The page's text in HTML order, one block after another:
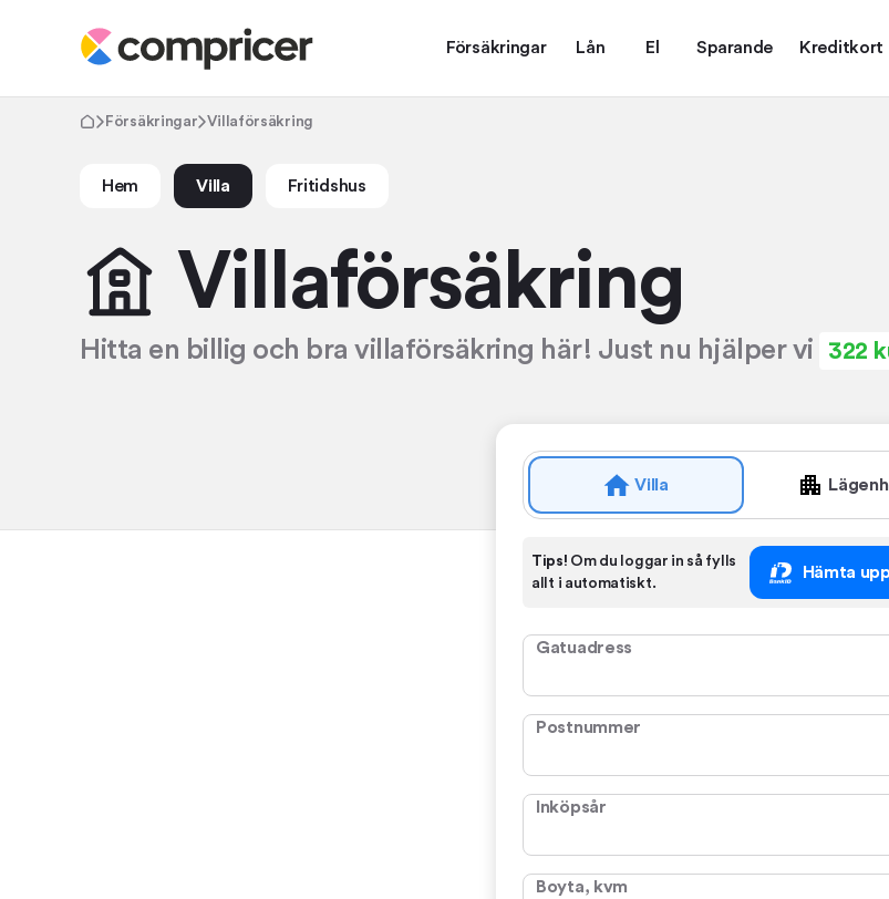
Försäkringar Lån El Sparande Kreditkort
Försäkringar Villaförsäkring
Hem Villa Fritidshus
Villa­försäkring
Hitta en billig och bra villaförsäkring här! Just nu hjälper vi 322
Villa
Tips! Om du loggar in så fylls
allt i automatiskt.
Hämta
Gatuadress
Postnummer
Inköpsår
Boyta, kvm